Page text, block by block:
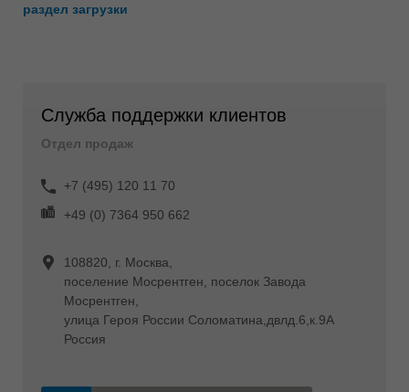
раздел загрузки
Служба поддержки клиентов
Отдел продаж
+7 (495) 120 11 70
+49 (0) 7364 950 662
108820, г. Москва,
поселение Мосрентген, поселок Завода
Мосрентген,
улица Героя России Соломатина,двлд.6,к.9А
Россия